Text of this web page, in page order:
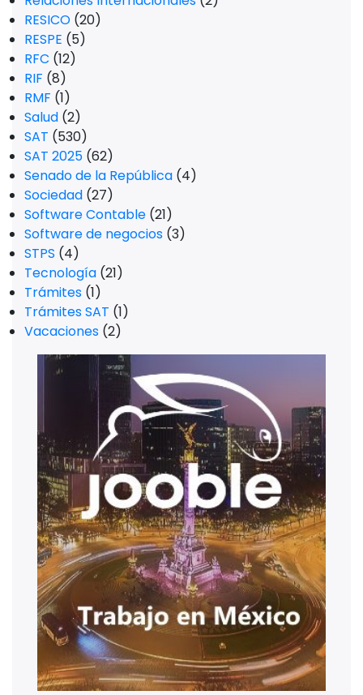
RESICO (20)
RESPE (5)
RFC (12)
RIF (8)
RMF (1)
Salud (2)
SAT (530)
SAT 2025 (62)
Senado de la República (4)
Sociedad (27)
Software Contable (21)
Software de negocios (3)
STPS (4)
Tecnología (21)
Trámites (1)
Trámites SAT (1)
Vacaciones (2)